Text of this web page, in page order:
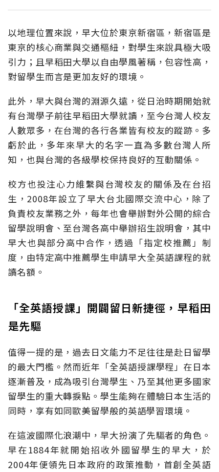
以地理位置來說，早大位於東京新宿區，新宿區是
東京的核心商業與交通樞紐，對學生來說具極大吸
引力；且早稻田大學以自由學風著稱，包容性高，
對留學生而言是更加友好的環境。
此外，早大與台灣的淵源久遠，從日治時期開始就
有台灣學子前往早稻田大學就讀，至今台灣人校友
人數眾多，在台灣的各行各業皆有校友的蹤跡。多
虧於此，多年來早大的名字一直為多數台灣人所
知，也與台灣的各級學校保持良好的互動關係。
校方也投注心力維繫與台灣校友的關係及在台招
生，2008年設立了早大台北國際交流中心，除了
負責校友業務之外，每年也會舉辦對外公開的綜合
留學說明會、至台灣各高中舉辦招生說明會，其中
早大也與部分高中合作，透過「指定校推薦」制
度，由特定高中推薦學生申請早大全英語課程的就
讀名額。
「全英語授課」開闢留日新捷徑，早稻田
是先驅
值得一提的是，過去日文能力不足往往是赴日留學
的最大門檻。然而近年「全英語授課學程」在日本
逐漸普及，成為吸引台灣學生、乃至其他更多國家
留學生的重大轉捩點。學生能夠在體驗日本生活的
同時，享有如同歐美留學般的英語學習環境。
在這波國際化浪潮中，早大扮演了先驅者的角色。
早在1884年就開始招收外國留學生的早大，於
2004年便領先日本政府的政策推動，首創全英語